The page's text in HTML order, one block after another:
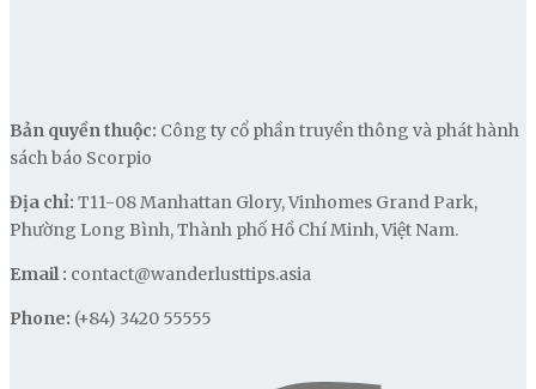
Bản quyền thuộc: Công ty cổ phần truyền thông và phát hành
sách báo Scorpio
Địa chỉ: T11-08 Manhattan Glory, Vinhomes Grand Park,
Phường Long Bình, Thành phố Hồ Chí Minh, Việt Nam.
Email : contact@wanderlusttips.asia
Phone: (+84) 3420 55555